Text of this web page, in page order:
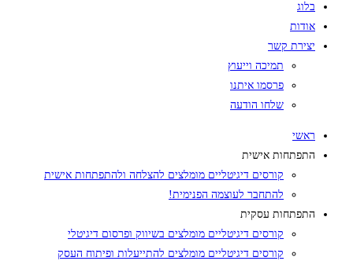
בלוג
אודות
יצירת קשר
תמיכה וייעוץ
פרסמו איתנו
שלחו הודעה
ראשי
התפתחות אישית
קורסים דיגיטליים מומלצים להצלחה ולהתפתחות אישית
להתחבר לעוצמה הפנימית!
התפתחות עסקית
קורסים דיגיטליים מומלצים בשיווק ופרסום דיגיטלי
קורסים דיגיטליים מומלצים להתייעלות ופיתוח העסק